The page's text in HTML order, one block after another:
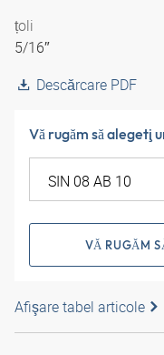
țoli
5/16″
Descărcare PDF
Vă rugăm să alegeţi
VĂ RUGĂM
Afişare tabel articole